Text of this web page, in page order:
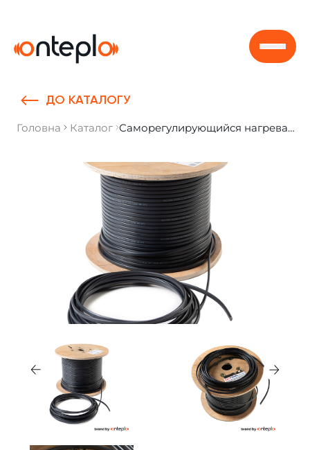
ДО КАТАЛОГУ
Головна Каталог Саморегулирующийся нагревательный кабель Easytherm SELFREG SR 17, 1 м